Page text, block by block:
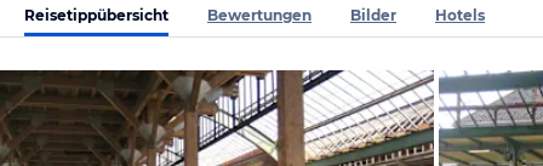
Reisetippübersicht Bewertungen Bilder Hotels